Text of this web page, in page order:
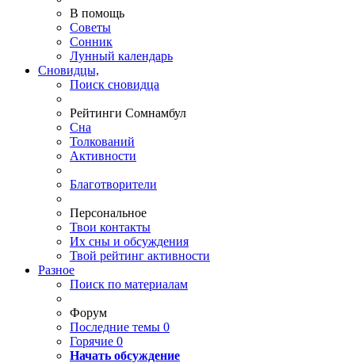
В помощь
Советы
Сонник
Лунный календарь
Сновидцы,
Поиск сновидца
Рейтинги Сомнамбул
Сна
Толкований
Активности
Благотворители
Персональное
Твои контакты
Их сны и обсуждения
Твой рейтинг активности
Разное
Поиск по материалам
Форум
Последние темы 0
Горячие 0
Начать обсуждение